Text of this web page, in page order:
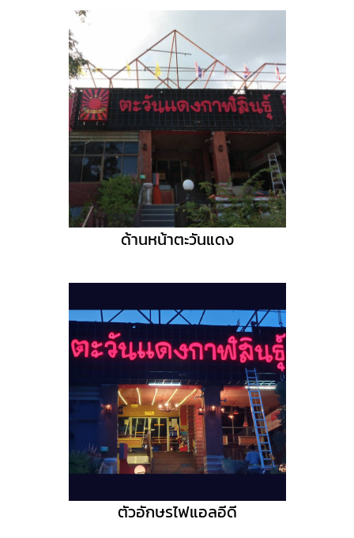
ด้านหน้าตะวันแดง
ตัวอักษรไฟแอลอีดี